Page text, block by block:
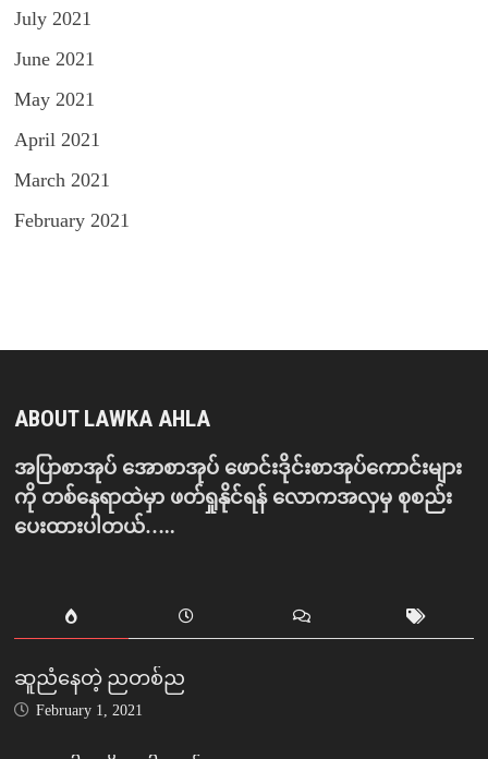
July 2021
June 2021
May 2021
April 2021
March 2021
February 2021
ABOUT LAWKA AHLA
အပြာစာအုပ် အောစာအုပ် ဖောင်းဒိုင်းစာအုပ်ကောင်းများ
ကို တစ်နေရာထဲမှာ ဖတ်ရှုနိုင်ရန် လောကအလှမှ စုစည်း
ပေးထားပါတယ်…..
ဆူညံနေတဲ့ ညတစ်ည
February 1, 2021